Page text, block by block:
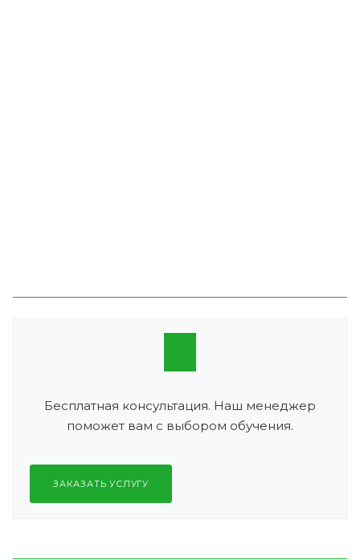
Бесплатная консультация. Наш менеджер
поможет вам с выбором обучения.
ЗАКАЗАТЬ УСЛУГУ